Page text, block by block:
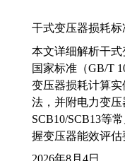
干式变压器损耗
本文详细解析干
国家标准（GB/T
变压器损耗计算
法，并附电力变
SCB10/SCB13等
握变压器能效评估
2026年8月4日